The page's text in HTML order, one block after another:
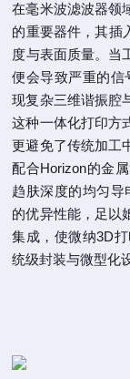
在毫米波滤波器领
的重要器件，其插
度与表面质量。当
便会导致严重的信
现复杂三维谐振腔
这种一体化打印方
更避免了传统加工
配合Horizon的金
趋肤深度的均匀导
的优异性能，足以
集成，使微纳3D
统级封装与微型化